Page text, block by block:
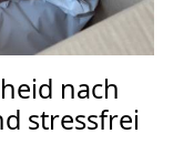
nach
stressfrei